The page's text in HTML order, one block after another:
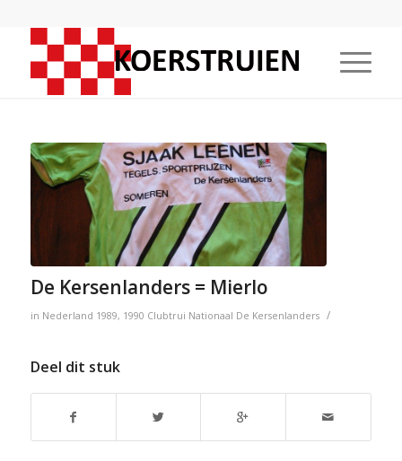
De Kersenlanders = Mierlo
in Nederland 1989, 1990 Clubtrui Nationaal De Kersenlanders /
Deel dit stuk